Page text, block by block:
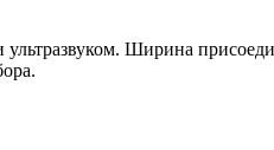
Ширина